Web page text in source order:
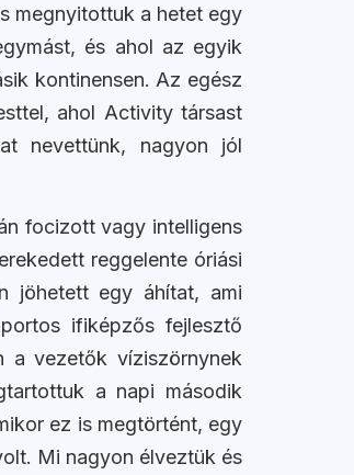
megnyitottuk a hetet egy
és ahol az egyik
kontinensen. Az egész
ahol Activity társast
nevettünk, nagyon jól
focizott vagy intelligens
reggelente óriási
jöhetett egy áhítat, ami
ifiképzős fejlesztő
a vezetők víziszörnynek
a napi második
ez is megtörtént, egy
Mi nagyon élveztük és